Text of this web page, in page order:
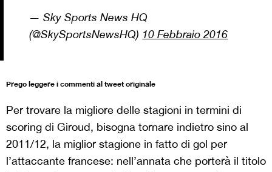
— Sky Sports News HQ
(@SkySportsNewsHQ) 10 Febbraio 2016
Prego leggere i commenti al tweet originale
Per trovare la migliore delle stagioni in termini di
scoring di Giroud, bisogna tornare indietro sino al
2011/12, la miglior stagione in fatto di gol per
l’attaccante francese: nell’annata che porterà il titolo